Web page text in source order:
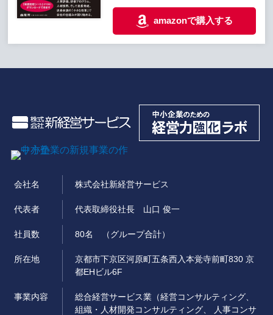
amazonで購入する
会社名 株式会社新経営サービス
代表者 代表取締役社長 山口 俊一
社員数 80名 （グループ合計）
所在地
京都市下京区河原町五条西入本覚寺前町830 京
都EHビル6F
事業内容
総合経営サービス業（経営コンサルティング、
組織・人材開発コンサルティング、 人事コンサ